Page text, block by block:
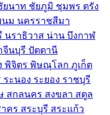
ยนาท ชัยภูมิ ชุมพร ตรัง
ม นครราชสีมา
นราธิวาส น่าน บึงกาฬ
จีนบุรี ปัตตานี
พิจิตร พิษณุโลก ภูเก็ต
ระนอง ระยอง ราชบุรี
สกลนคร สงขลา สตูล
คร สระบุรี สระแก้ว